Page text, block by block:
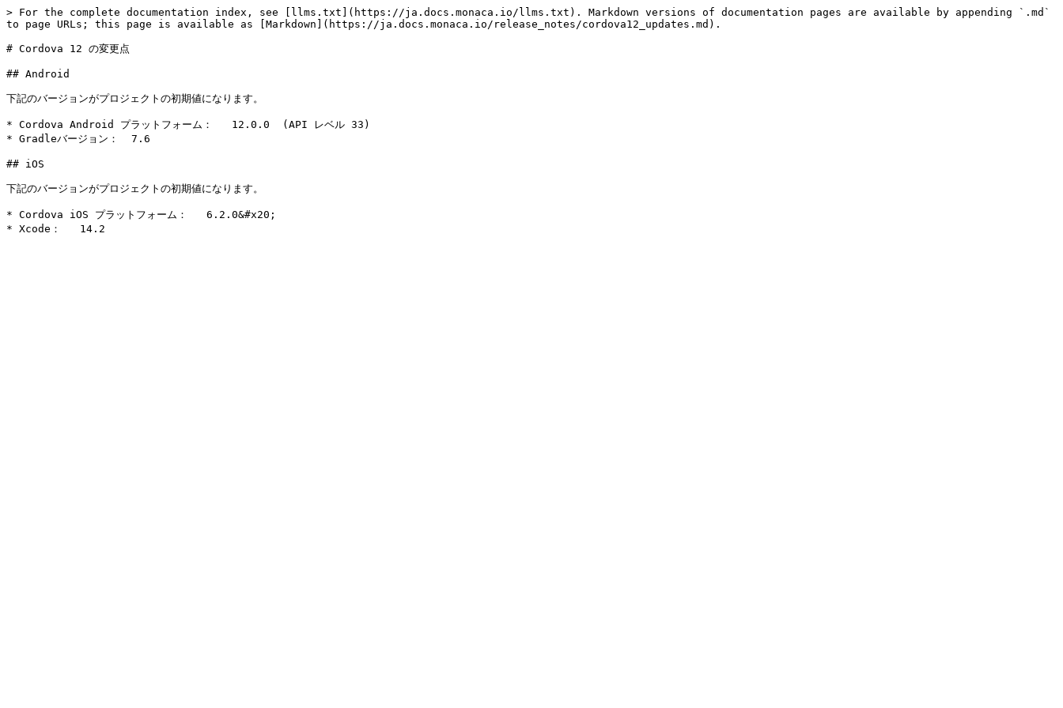
> For the complete documentation index, see [llms.txt](https://ja.docs.monaca.io/llms.txt). Markdown versions of documentation pages are available by appending `.md`
to page URLs; this page is available as [Markdown](https://ja.docs.monaca.io/release_notes/cordova12_updates.md).
# Cordova 12 の変更点
## Android
下記のバージョンがプロジェクトの初期値になります。
* Cordova Android プラットフォーム：   12.0.0  (API レベル 33)
* Gradleバージョン：  7.6
## iOS
下記のバージョンがプロジェクトの初期値になります。
* Cordova iOS プラットフォーム：   6.2.0&#x20;